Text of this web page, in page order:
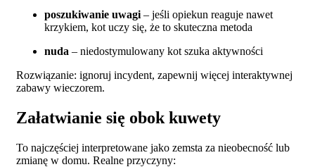
poszukiwanie uwagi – jeśli opiekun reaguje nawet
krzykiem, kot uczy się, że to skuteczna metoda
nuda – niedostymulowany kot szuka aktywności
Rozwiązanie: ignoruj incydent, zapewnij więcej interaktywnej
zabawy wieczorem.
Załatwianie się obok kuwety
To najczęściej interpretowane jako zemsta za nieobecność lub
zmianę w domu. Realne przyczyny: